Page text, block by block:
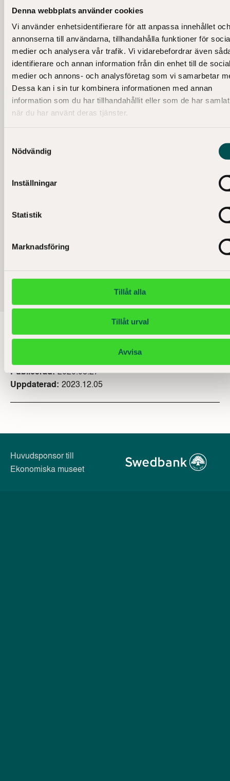
Denna webbplats använder cookies
Vi använder enhetsidentifierare för att anpassa innehållet och
annonserna till användarna, tillhandahålla funktioner för
medier och analysera vår trafik. Vi vidarebefordrar även
identifierare och annan information från din enhet till de
medier och annons- och analysföretag som vi samarbetar
Dessa kan i sin tur kombinera informationen med annan
information som du har tillhandahållit eller som de har
när du har använt deras tjänster.
Nödvändig
Inställningar
Statistik
Marknadsföring
Tillåt alla
Tillåt urval
Avvisa
Skolbesök
Publicerad 2020.08.27
Uppdaterad 2023.12.05
Huvudsponsor till
Ekonomiska museet